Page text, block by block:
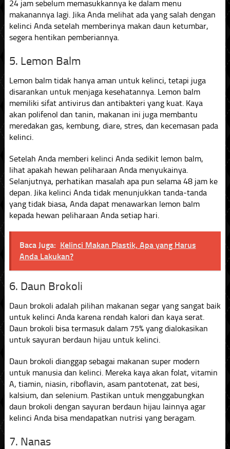
24 jam sebelum memasukkannya ke dalam menu
makanannya lagi. Jika Anda melihat ada yang salah dengan
kelinci Anda setelah memberinya makan daun ketumbar,
segera hentikan pemberiannya.
5. Lemon Balm
Lemon balm tidak hanya aman untuk kelinci, tetapi juga
disarankan untuk menjaga kesehatannya. Lemon balm
memiliki sifat antivirus dan antibakteri yang kuat. Kaya
akan polifenol dan tanin, makanan ini juga membantu
meredakan gas, kembung, diare, stres, dan kecemasan pada
kelinci.
Setelah Anda memberi kelinci Anda sedikit lemon balm,
lihat apakah hewan peliharaan Anda menyukainya.
Selanjutnya, perhatikan masalah apa pun selama 48 jam ke
depan. Jika kelinci Anda tidak menunjukkan tanda-tanda
yang tidak biasa, Anda dapat menawarkan lemon balm
kepada hewan peliharaan Anda setiap hari.
Baca Juga: Kelinci Makan Plastik, Apa yang Harus
Anda Lakukan?
6. Daun Brokoli
Daun brokoli adalah pilihan makanan segar yang sangat baik
untuk kelinci Anda karena rendah kalori dan kaya serat.
Daun brokoli bisa termasuk dalam 75% yang dialokasikan
untuk sayuran berdaun hijau untuk kelinci.
Daun brokoli dianggap sebagai makanan super modern
untuk manusia dan kelinci. Mereka kaya akan folat, vitamin
A, tiamin, niasin, riboflavin, asam pantotenat, zat besi,
kalsium, dan selenium. Pastikan untuk menggabungkan
daun brokoli dengan sayuran berdaun hijau lainnya agar
kelinci Anda bisa mendapatkan nutrisi yang beragam.
7. Nanas